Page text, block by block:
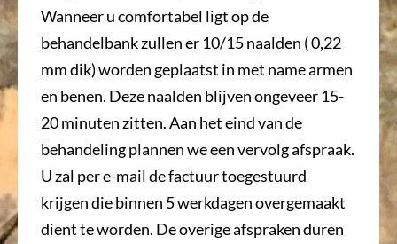
Wanneer u comfortabel ligt op de
behandelbank zullen er 10/15 naalden ( 0,22
mm dik) worden geplaatst in met name armen
en benen. Deze naalden blijven ongeveer 15-
20 minuten zitten. Aan het eind van de
behandeling plannen we een vervolg afspraak.
U zal per e-mail de factuur toegestuurd
krijgen die binnen 5 werkdagen overgemaakt
dient te worden. De overige afspraken duren